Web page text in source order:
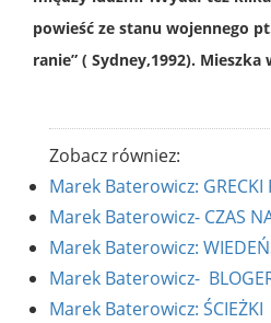
powieść ze stanu wojennego
ranie” ( Sydney,1992). Mieszka
Zobacz równiez:
Marek Baterowicz: GRECKI
Marek Baterowicz- CZAS
Marek Baterowicz:
Marek Baterowicz-
Marek Baterowicz: ŚCIEŻKI